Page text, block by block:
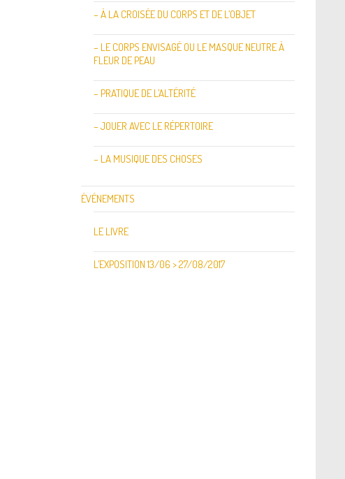
– À LA CROISÉE DU CORPS ET DE L’OBJET
– LE CORPS ENVISAGÉ OU LE MASQUE NEUTRE À
FLEUR DE PEAU
– PRATIQUE DE L’ALTÉRITÉ
– JOUER AVEC LE RÉPERTOIRE
– LA MUSIQUE DES CHOSES
ÉVÉNEMENTS
LE LIVRE
L’EXPOSITION 13/06 > 27/08/2017